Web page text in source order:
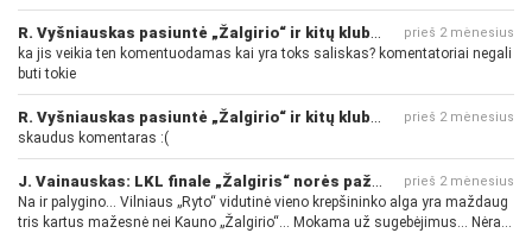
prieš 2 mėnesius
ka jis veikia ten komentuodamas kai yra toks saliskas? komentatoriai negali
buti tokie
prieš 2 mėnesius
skaudus komentaras :(
prieš 2 mėnesius
Na ir palygino... Vilniaus „Ryto“ vidutinė vieno krepšininko alga yra maždaug
tris kartus mažesnė nei Kauno „Žalgirio“... Mokama už sugebėjimus... Nėra